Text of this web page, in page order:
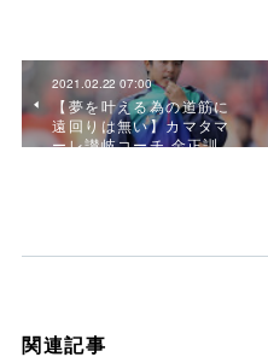
2021.02.22 07:00
【夢を叶える為の道筋に
遠回りは無い】カマタマ
ーレ讃岐コーチ 金正訓…
関連記事